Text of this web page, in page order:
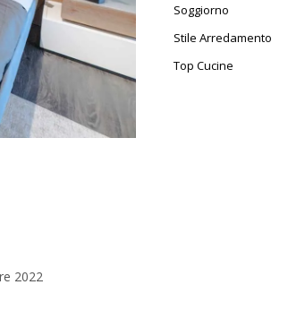
2022
Soggiorno
Stile Arredamento
Top Cucine